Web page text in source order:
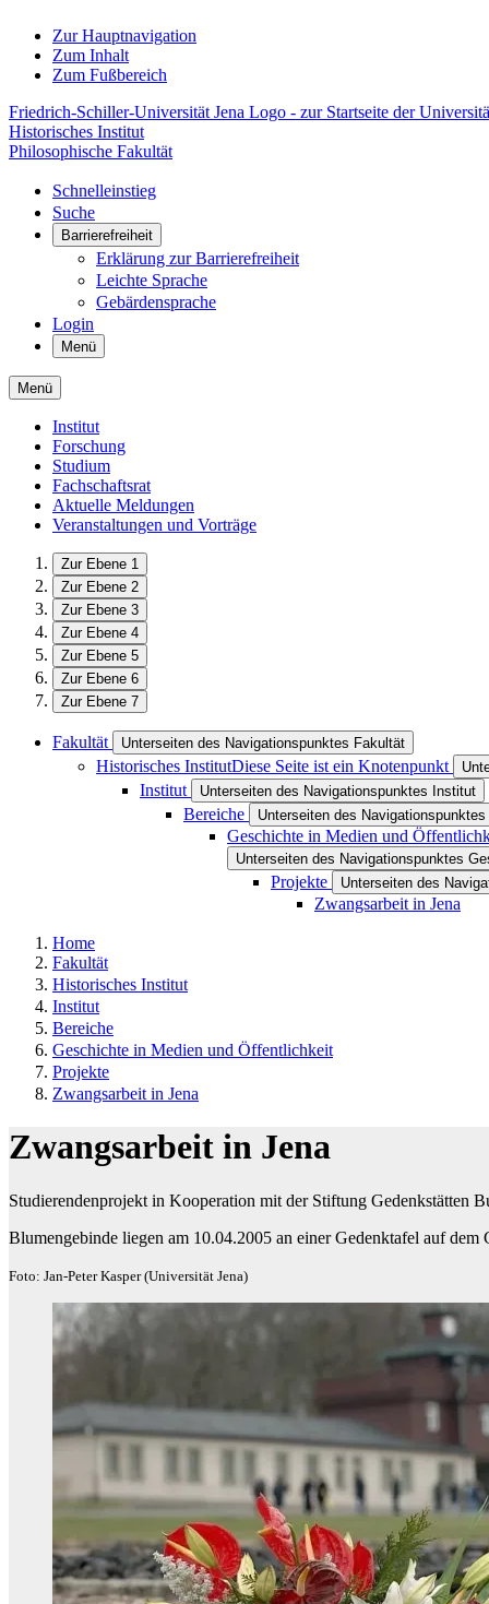
Zur Hauptnavigation
Zum Inhalt
Zum Fußbereich
Friedrich-Schiller-Universität Jena Logo - zur Startseite der
Historisches Institut
Philosophische Fakultät
Schnelleinstieg
Suche
Barrierefreiheit
Erklärung zur Barrierefreiheit
Leichte Sprache
Gebärdensprache
Login
Menü
Menü
Institut
Forschung
Studium
Fachschaftsrat
Aktuelle Meldungen
Veranstaltungen und Vorträge
Zur Ebene 1
Zur Ebene 2
Zur Ebene 3
Zur Ebene 4
Zur Ebene 5
Zur Ebene 6
Zur Ebene 7
Fakultät Unterseiten des Navigationspunktes Fakultät
Historisches InstitutDiese Seite ist ein Knotenpunkt
Institut Unterseiten des Navigationspunktes Institut
Bereiche Unterseiten des
Geschichte in Medien und
Unterseiten des Navigationspunktes
Projekte Unterseiten des
Zwangsarbeit in Jena
Home
Fakultät
Historisches Institut
Institut
Bereiche
Geschichte in Medien und Öffentlichkeit
Projekte
Zwangsarbeit in Jena
Zwangsarbeit in Jena
Studierendenprojekt in Kooperation mit der Stiftung Gedenkstätten
Blumengebinde liegen am 10.04.2005 an einer Gedenktafel auf
Foto: Jan-Peter Kasper (Universität Jena)